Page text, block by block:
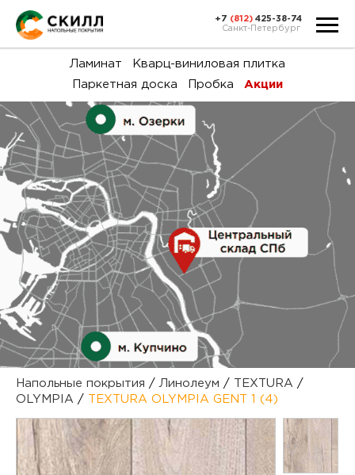
и
+7 (812) 425-38-74
Санкт-Петербург
Ламинат
Кварц-виниловая плитка
Паркетная доска
Пробка Акции
Напольные покрытия / Линолеум / TEXTURA /
OLYMPIA / TEXTURA OLYMPIA GENT 1 (4)